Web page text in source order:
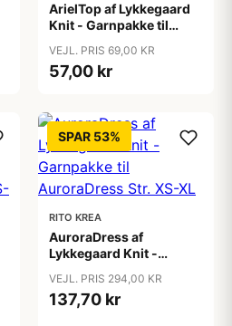
ArielTop af Lykkegaard
Knit - Garnpakke til
VEJL. PRIS 69,00 KR
57,00 kr
SPAR 53%
RITO KREA
AuroraDress af
Lykkegaard Knit -
AuroraDress Str. XS-XL
VEJL. PRIS 294,00 KR
137,70 kr